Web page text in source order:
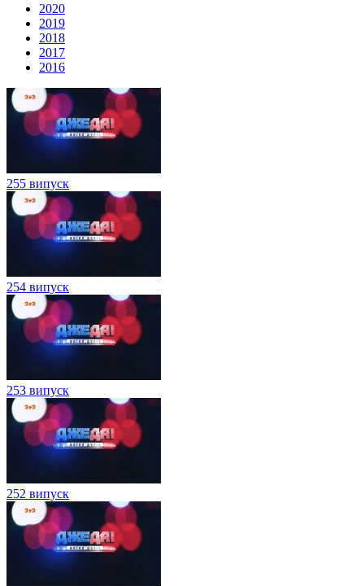
2020
2019
2018
2017
2016
255 випуск
254 випуск
253 випуск
252 випуск